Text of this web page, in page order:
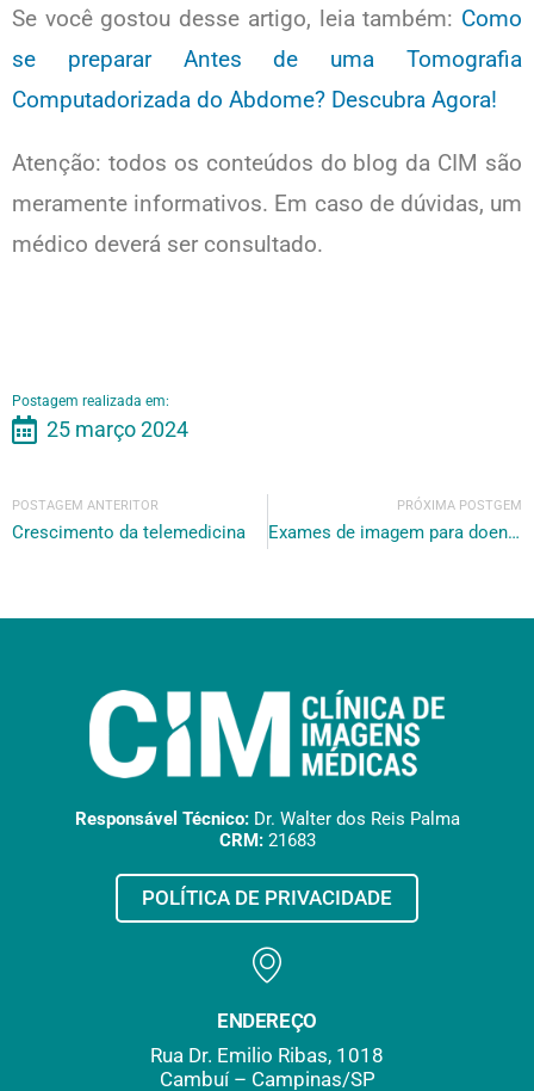
Se você gostou desse artigo, leia também: Como
se preparar Antes de uma Tomografia
Computadorizada do Abdome? Descubra Agora!
Atenção: todos os conteúdos do blog da CIM são
meramente informativos. Em caso de dúvidas, um
médico deverá ser consultado.
Postagem realizada em:
25 março 2024
POSTAGEM ANTERITOR
Crescimento da telemedicina
PRÓXIMA POSTGEM
Exames de imagem para doenças específicas
Responsável Técnico:Dr. Walter dos Reis Palma
CRM:21683
POLÍTICA DE PRIVACIDADE
ENDEREÇO
Rua Dr. Emilio Ribas, 1018
Cambuí – Campinas/SP